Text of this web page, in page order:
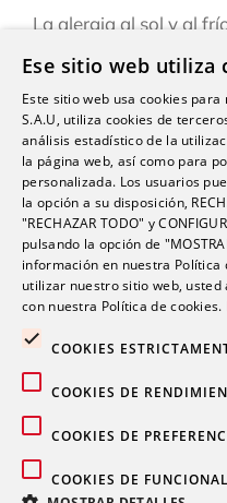
La alergia al sol y al
este verano
“Una persona puede
otras durante
que tiene sarna”
Ardor, hinchazón o
del sistema Digestivo
inofensivos
Comentarios recientes
Ese sitio web utiliza
Este sitio web usa cookies para
S.A.U, utiliza cookies de
análisis estadístico de la
la página web, así como para
personalizada. Los usuarios
la opción a su disposición,
"RECHAZAR TODO" y
pulsando la opción de
información en nuestra Política
utilizar nuestro sitio web, usted
con nuestra Política de cookies.
COOKIES
COOKIES DE
COOKIES DE
COOKIES DE